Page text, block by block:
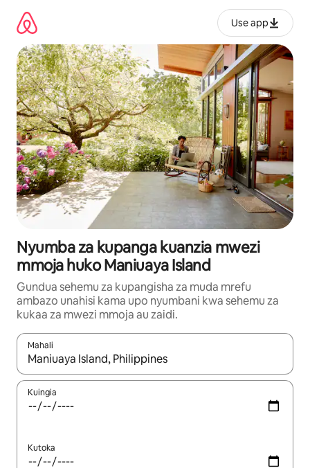
kwenda
kwenye
maudhui
Use app
Nyumba za kupanga kuanzia mwezi
mmoja huko Maniuaya Island
Gundua sehemu za kupangisha za muda mrefu
ambazo unahisi kama upo nyumbani kwa sehemu za
kukaa za mwezi mmoja au zaidi.
Mahali
Wakati matokeo yanapatikana, vinjari kwa kutumia vitufe vya
Kuingia
Kutoka